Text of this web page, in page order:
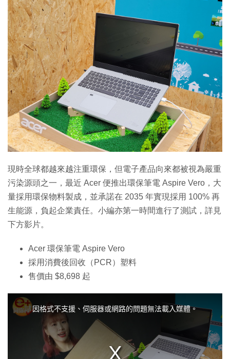
現時全球都越來越注重環保，但電子產品向來都被視為嚴重
污染源頭之一，最近 Acer 便推出環保筆電 Aspire Vero，大
量採用環保物料製成，並承諾在 2035 年實現採用 100% 再
生能源，負起企業責任。小編亦第一時間進行了測試，詳見
下方影片。
Acer 環保筆電 Aspire Vero
採用消費後回收（PCR）塑料
售價由 $8,698 起
因格式不支援、伺服器或網路的問題無法載入媒體。